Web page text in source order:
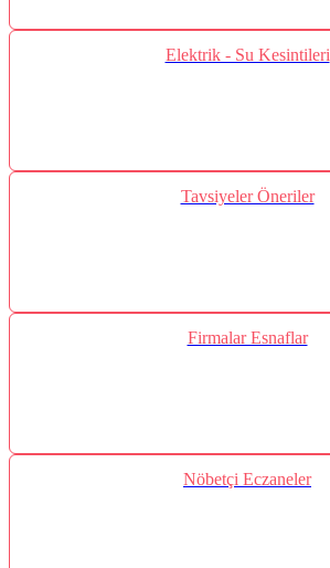
Elektrik - Su Kesintileri
Tavsiyeler Öneriler
Firmalar Esnaflar
Nöbetçi Eczaneler